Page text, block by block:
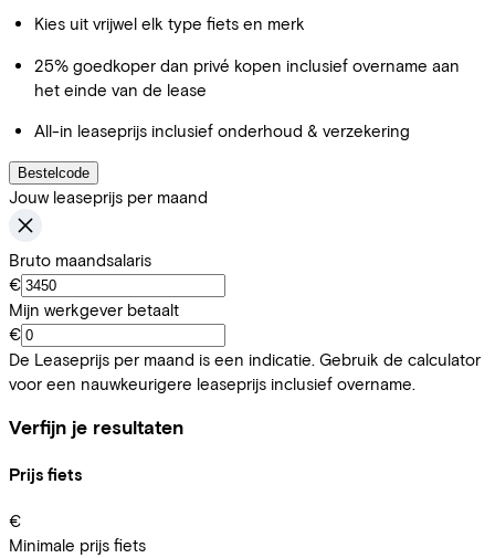
Kies uit vrijwel elk type fiets en merk
25% goedkoper dan privé kopen inclusief overname aan
het einde van de lease
All-in leaseprijs inclusief onderhoud & verzekering
Bestelcode
Jouw leaseprijs per maand
Bruto maandsalaris
€
Mijn werkgever betaalt
€
De Leaseprijs per maand is een indicatie. Gebruik de calculator
voor een nauwkeurigere leaseprijs inclusief overname.
Verfijn je resultaten
Prijs fiets
€
Minimale prijs fiets